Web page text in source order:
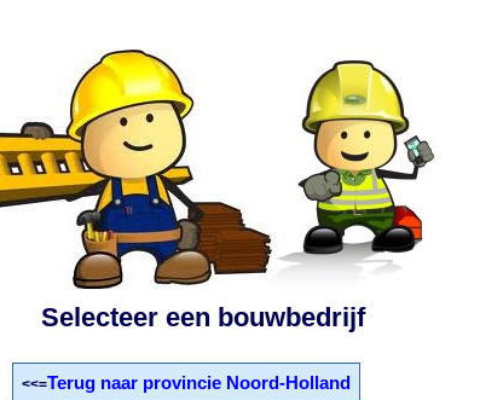
Selecteer een bouwbedrijf
<<=Terug naar provincie Noord-Holland